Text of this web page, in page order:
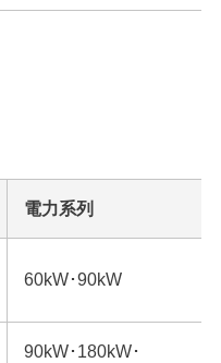
電力系列
60kW･90kW
90kW･180kW･